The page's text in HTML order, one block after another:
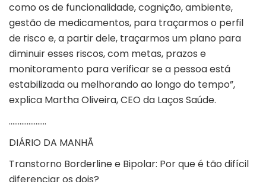
como os de funcionalidade, cognição, ambiente,
gestão de medicamentos, para traçarmos o perfil
de risco e, a partir dele, traçarmos um plano para
diminuir esses riscos, com metas, prazos e
monitoramento para verificar se a pessoa está
estabilizada ou melhorando ao longo do tempo”,
explica Martha Oliveira, CEO da Laços Saúde.
…………………
DIÁRIO DA MANHÃ
Transtorno Borderline e Bipolar: Por que é tão difícil